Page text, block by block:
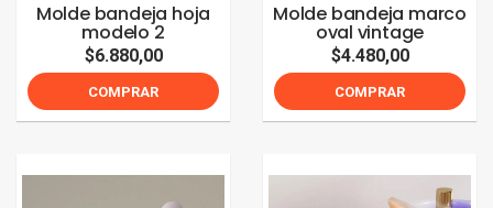
Molde bandeja hoja
modelo 2
$6.880,00
COMPRAR
Molde bandeja marco
oval vintage
$4.480,00
COMPRAR